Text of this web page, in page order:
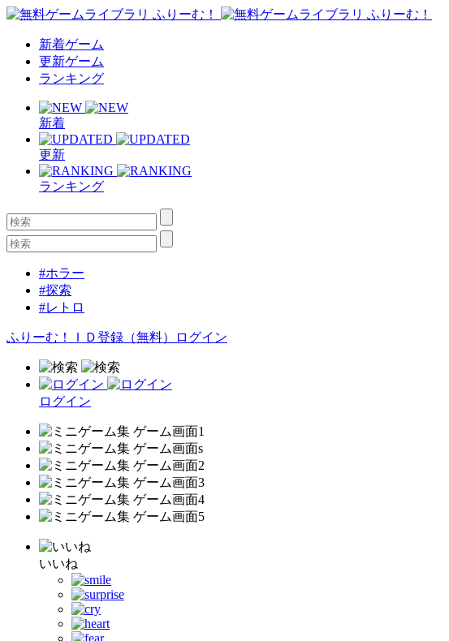
新着ゲーム
更新ゲーム
ランキング
新着
更新
ランキング
#ホラー
#探索
#レトロ
ふりーむ！ＩＤ登録（無料） ログイン
ログイン
いいね